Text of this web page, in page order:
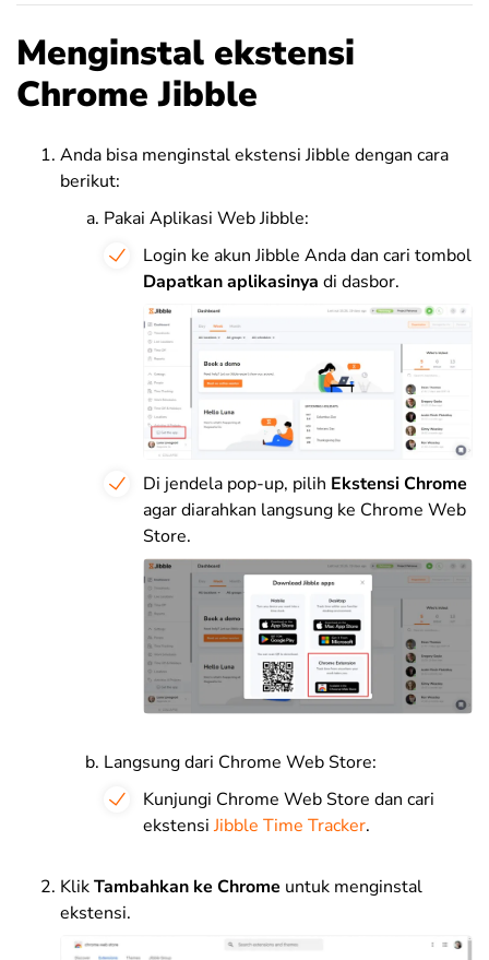
Menginstal ekstensi
Chrome Jibble
Anda bisa menginstal ekstensi Jibble dengan cara
berikut:
Pakai Aplikasi Web Jibble:
Login ke akun Jibble Anda dan cari tombol
Dapatkan aplikasinya di dasbor.
Di jendela pop-up, pilih Ekstensi Chrome
agar diarahkan langsung ke Chrome Web
Store.
Langsung dari Chrome Web Store:
Kunjungi Chrome Web Store dan cari
ekstensiJibble Time Tracker.
KlikTambahkan ke Chrome untuk menginstal
ekstensi.